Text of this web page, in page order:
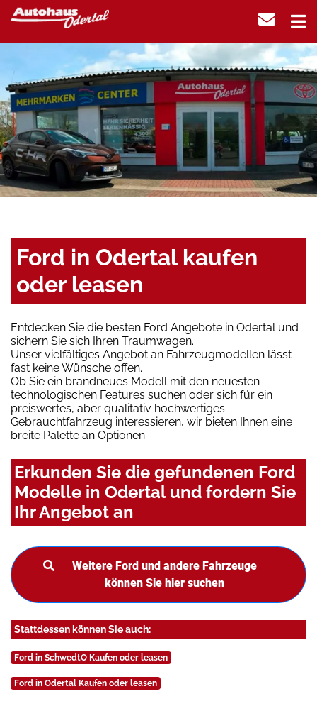
Ford in Odertal kaufen
oder leasen
Entdecken Sie die besten Ford Angebote in Odertal und
sichern Sie sich Ihren Traumwagen.
Unser vielfältiges Angebot an Fahrzeugmodellen lässt
fast keine Wünsche offen.
Ob Sie ein brandneues Modell mit den neuesten
technologischen Features suchen oder sich für ein
preiswertes, aber qualitativ hochwertiges
Gebrauchtfahrzeug interessieren, wir bieten Ihnen eine
breite Palette an Optionen.
Erkunden Sie die gefundenen Ford
Modelle in Odertal und fordern Sie
Ihr Angebot an
Weitere Ford und andere Fahrzeuge
können Sie hier suchen
Stattdessen können Sie auch:
Ford in SchwedtO Kaufen oder leasen
Ford in Odertal Kaufen oder leasen